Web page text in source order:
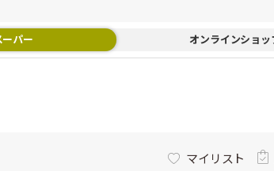
ーパー オンラインショッ
マイリスト